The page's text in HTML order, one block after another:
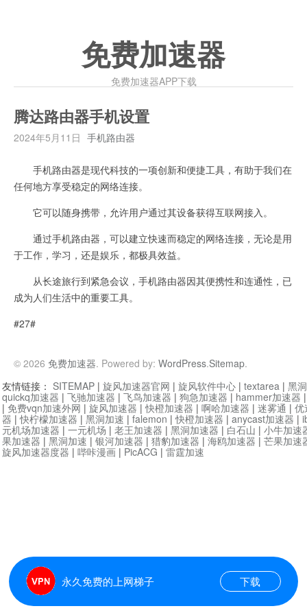
免费加速器
免费加速器APP下载
腾达路由器手机设置
2024年5月11日 手机路由器
手机路由器是现代科技的一项创新和便捷工具，有助于我们在
任何地方享受稳定的网络连接。
它可以随身携带，允许用户通过其设备获得互联网接入。
通过手机路由器，可以建立快速而稳定的网络连接，无论是用
于工作，学习，还是娱乐，都极具效益。
从长途旅行到紧急会议，手机路由器因其便携性和连通性，已
成为人们生活中的重要工具。
#27#
© 2026 免费加速器. Powered by: WordPress.Sitemap.
永久免费的上网梯子 下载
友情链接： SITEMAP | 旋风加速器官网 | 旋风软件中心 | textarea | 黑
quickq加速器 | 飞驰加速器 | 飞鸟加速器 | 狗急加速器 | hammer加速器
| 免费vqn加速外网 | 旋风加速器 |快橙加速器 | 啊哈加速器 | 迷雾通 | 优
器 |快柠檬加速器 | 黑洞加速 | falemon |快橙加速器 | anycast加速器 |
元机场加速器 | 一元机场 | 老王加速器 | 黑洞加速器 | 白石山 | 小牛加速
果加速器 | 黑洞加速 | 银河加速器 | 猎豹加速器 | 海鸥加速器 | 芒果加速
旋风加速器度器 | 哔咔漫画 | PicACG | 雷霆加速